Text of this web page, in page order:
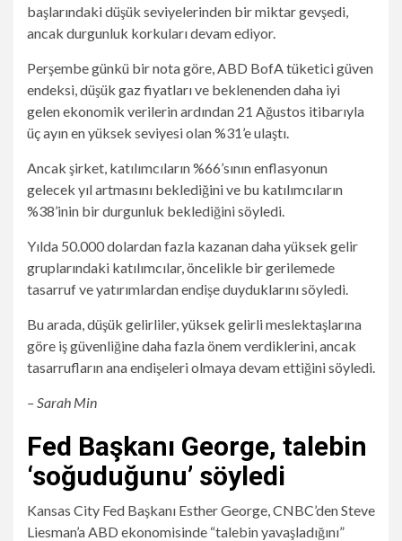
başlarındaki düşük seviyelerinden bir miktar gevşedi,
ancak durgunluk korkuları devam ediyor.
Perşembe günkü bir nota göre, ABD BofA tüketici güven
endeksi, düşük gaz fiyatları ve beklenenden daha iyi
gelen ekonomik verilerin ardından 21 Ağustos itibarıyla
üç ayın en yüksek seviyesi olan %31’e ulaştı.
Ancak şirket, katılımcıların %66’sının enflasyonun
gelecek yıl artmasını beklediğini ve bu katılımcıların
%38’inin bir durgunluk beklediğini söyledi.
Yılda 50.000 dolardan fazla kazanan daha yüksek gelir
gruplarındaki katılımcılar, öncelikle bir gerilemede
tasarruf ve yatırımlardan endişe duyduklarını söyledi.
Bu arada, düşük gelirliler, yüksek gelirli meslektaşlarına
göre iş güvenliğine daha fazla önem verdiklerini, ancak
tasarrufların ana endişeleri olmaya devam ettiğini söyledi.
– Sarah Min
Fed Başkanı George, talebin
‘soğuduğunu’ söyledi
Kansas City Fed Başkanı Esther George, CNBC’den Steve
Liesman’a ABD ekonomisinde “talebin yavaşladığını”